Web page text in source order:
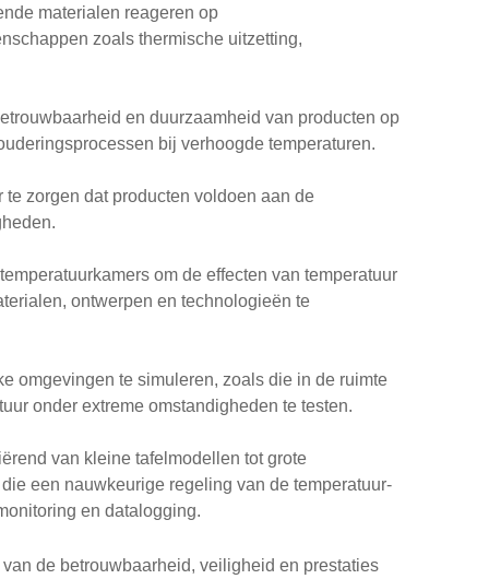
materialen reageren op
zoals thermische uitzetting,
en duurzaamheid van producten op
bij verhoogde temperaturen.
zorgen dat producten voldoen aan de
om de effecten van temperatuur
ontwerpen en technologieën te
omgevingen te simuleren, zoals die in de ruimte
onder extreme omstandigheden te testen.
van kleine tafelmodellen tot grote
een nauwkeurige regeling van de temperatuur-
en datalogging.
de betrouwbaarheid, veiligheid en prestaties